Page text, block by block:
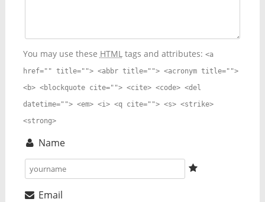
You may use these HTMLtags and attributes: <a
href="" title=""> <abbr title=""> <acronym title="">
<b> <blockquote cite=""> <cite> <code> <del
datetime=""> <em> <i> <q cite=""> <s> <strike>
<strong>
Name
Email